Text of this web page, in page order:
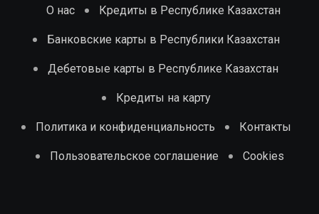
О нас Кредиты в Республике Казахстан
Банковские карты в Республики Казахстан
Дебетовые карты в Республике Казахстан
Кредиты на карту
Политика и конфиденциальность Контакты
Пользовательское соглашение Cookies